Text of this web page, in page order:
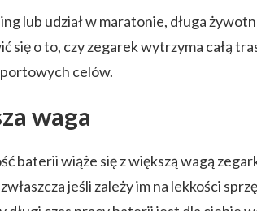
lub udział w maratonie, długa
się o to, czy zegarek wytrzyma całą
celów.
waga
baterii wiąże się z większą wagą
jeśli zależy im na lekkości